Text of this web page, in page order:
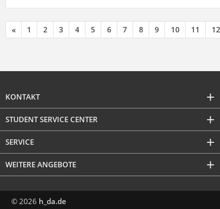
« 1 2 3 4 5 6 7 8 9 10 11 12
KONTAKT
STUDENT SERVICE CENTER
SERVICE
WEITERE ANGEBOTE
© 2026 h_da.de